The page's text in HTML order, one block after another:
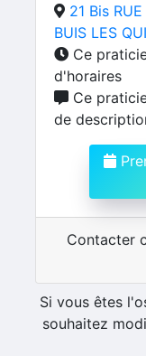
21 Bis
BUIS LES
Ce
d'horaires
Ce
de
Contacter
Si vous êtes
souhaitez